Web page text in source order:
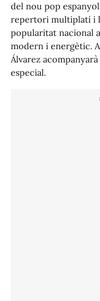
del nou pop
repertori multiplatí i
popularitat nacional
modern i energètic.
Álvarez
especial.